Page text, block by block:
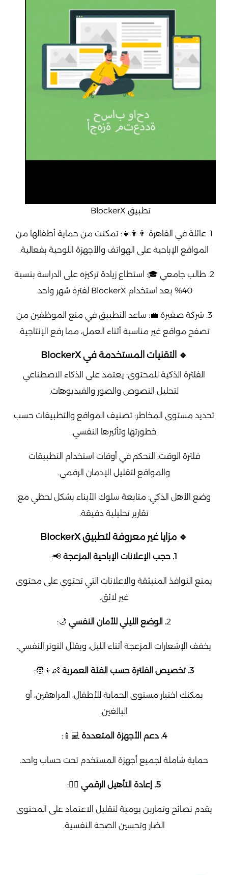
تطبيق BlockerX
1. عائلة في القاهرة 👨‍👩‍👧: تمكنت من حماية أطفالها من
المواقع الإباحية على الهواتف والأجهزة اللوحية بفعالية.
2. طالب جامعي 🎓: استطاع زيادة تركيزه على الدراسة بنسبة
40% بعد استخدام BlockerX لفترة شهر واحد.
3. شركة صغيرة 💼: ساعد التطبيق في منع الموظفين من
تصفح مواقع غير مناسبة أثناء العمل، مما رفع الإنتاجية.
🔹 التقنيات المستخدمة في BlockerX
الفلترة الذكية للمحتوى: يعتمد على الذكاء الاصطناعي
لتحليل النصوص والصور والفيديوهات.
تحديد مستوى المخاطر: تصنيف المواقع والتطبيقات حسب
خطورتها وتأثيرها النفسي.
فلترة الوقت: التحكم في أوقات استخدام التطبيقات
والمواقع لتقليل الإدمان الرقمي.
وضع الأهل الذكي: متابعة سلوك الأبناء بشكل لحظي مع
تقارير تحليلية دقيقة.
🔹 مزايا غير معروفة لتطبيق BlockerX
1. حجب الإعلانات الإباحية المزعجة 📢:
يمنع النوافذ المنبثقة والاعلانات التي تحتوي على محتوى
غير لائق.
2. الوضع الليلي للأمان النفسي 🌙:
يخفف الإشعارات المزعجة أثناء الليل، ويقلل التوتر النفسي.
3. تخصيص الفلترة حسب الفئة العمرية 👶👦🧑:
يمكنك اختيار مستوى الحماية للأطفال، المراهقين، أو
البالغين.
4. دعم الأجهزة المتعددة 💻📱:
حماية شاملة لجميع أجهزة المستخدم تحت حساب واحد.
5. إعادة التأهيل الرقمي 🧘‍♂️:
يقدم نصائح وتمارين يومية لتقليل الاعتماد على المحتوى
الضار وتحسين الصحة النفسية.